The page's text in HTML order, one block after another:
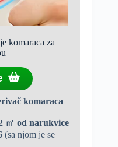
komaraca za
komaraca
㎡ od narukvice
(sa njom je se